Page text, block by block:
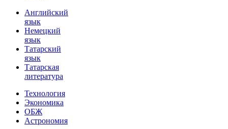
Английский
язык
Немецкий
язык
Татарский
язык
Татарская
литература
Технология
Экономика
ОБЖ
Астрономия